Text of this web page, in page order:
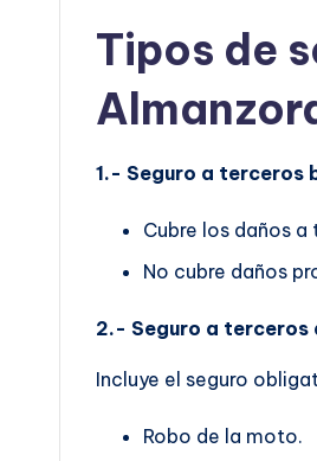
Tipos de
1.- Seguro a
Cubre los daños
No cubre daños
2.- Seguro a terceros
Incluye el seguro
Robo de la moto.